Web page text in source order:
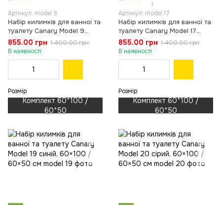
Артикул: model 9
Набір килимків для ванної та
туалету Canary Model 9
білий з чорним, 60×100 /
60×50 см
855.00 грн 1 400.00 грн
В наявності
Розмір
Комплект 60*100 /
60*50
1
Артикул: model 17
Набір килимків для ванної та
туалету Canary Model 17
білий з коричневим, 60×100 /
60×50 см
855.00 грн 1 400.00 грн
В наявності
Розмір
Комплект 60*100 /
60*50